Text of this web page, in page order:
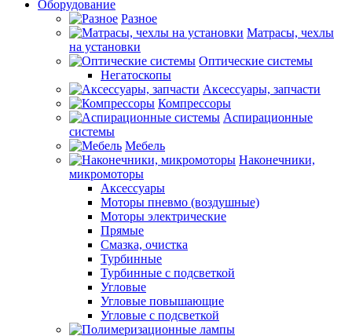
Оборудование
Разное
Матрасы, чехлы
на установки
Оптические системы
Негатоскопы
Аксессуары, запчасти
Компрессоры
Аспирационные
системы
Мебель
Наконечники,
микромоторы
Аксессуары
Моторы пневмо (воздушные)
Моторы электрические
Прямые
Смазка, очистка
Турбинные
Турбинные с подсветкой
Угловые
Угловые повышающие
Угловые с подсветкой